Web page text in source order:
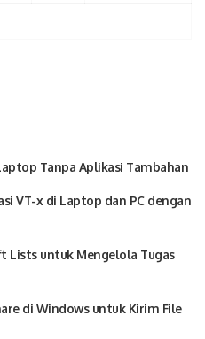
Tanpa Aplikasi Tambahan
VT-x di Laptop dan PC dengan
Lists untuk Mengelola Tugas
di Windows untuk Kirim File